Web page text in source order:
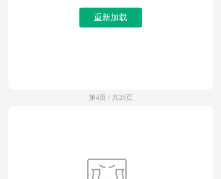
重新加载
第4页 / 共28页